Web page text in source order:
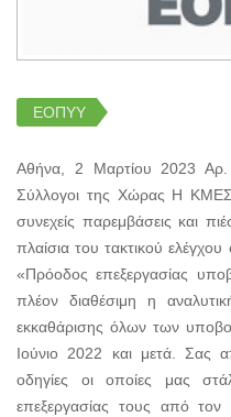
ΕΟΠΥΥ
Αθήνα, 2 Μαρτίου 2023 Αρ.
Σύλλογοι της Χώρας Η
συνεχείς παρεμβάσεις και
πλαίσια του τακτικού
«Πρόοδος επεξεργασίας
πλέον διαθέσιμη η
εκκαθάρισης όλων των
Ιούνιο 2022 και μετά. Σας
οδηγίες οι οποίες μας
επεξεργασίας τους από